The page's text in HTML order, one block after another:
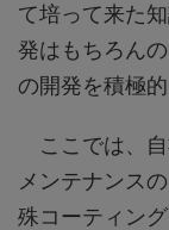
て培って来た
発はもちろん
の開発を積極的
ここでは、自
メンテナンス
殊コーティン